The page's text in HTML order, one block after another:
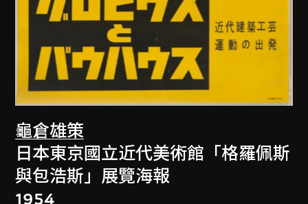
龜倉雄策
日本東京國立近代美術館「格羅佩斯
與包浩斯」展覽海報
1954